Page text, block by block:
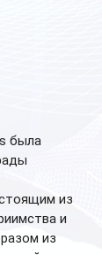
была
из
и
из